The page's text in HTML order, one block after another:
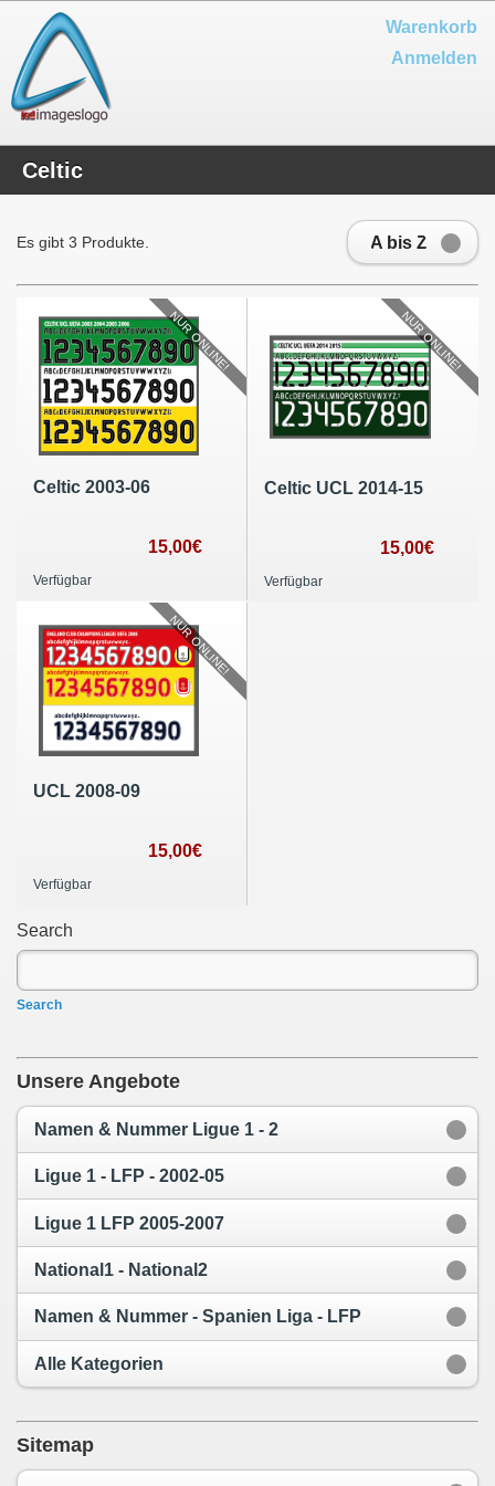
Warenkorb
Anmelden
Celtic
A bis Z
Es gibt 3 Produkte.
Celtic 2003-06
15,00€
Verfügbar
NUR ONLINE!
Celtic UCL 2014-15
15,00€
Verfügbar
NUR ONLINE!
UCL 2008-09
15,00€
Verfügbar
NUR ONLINE!
Search
Search
Unsere Angebote
Namen & Nummer Ligue 1 - 2
Ligue 1 - LFP - 2002-05
Ligue 1 LFP 2005-2007
National1 - National2
Namen & Nummer - Spanien Liga - LFP
Alle Kategorien
Sitemap